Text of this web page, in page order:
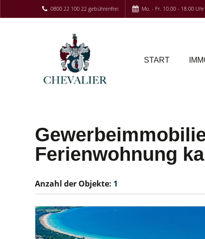
0800 22 100 22 gebührenfrei Mo. - Fr. 10.00 - 18.00 Uhr
START
Ferienwohnung
Anzahl der Objekte: 1